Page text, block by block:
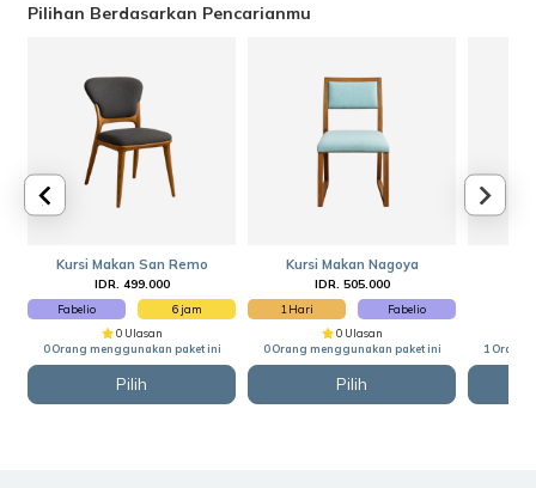
Pilihan Berdasarkan Pencarianmu
Kursi Makan San Remo
IDR. 499.000
Fabelio
6 jam
0 Ulasan
0 Orang menggunakan paket ini
Pilih
Kursi Makan Nagoya
IDR. 505.000
1 Hari
Fabelio
0 Ulasan
0 Orang menggunakan paket ini
Pilih
1 Orang